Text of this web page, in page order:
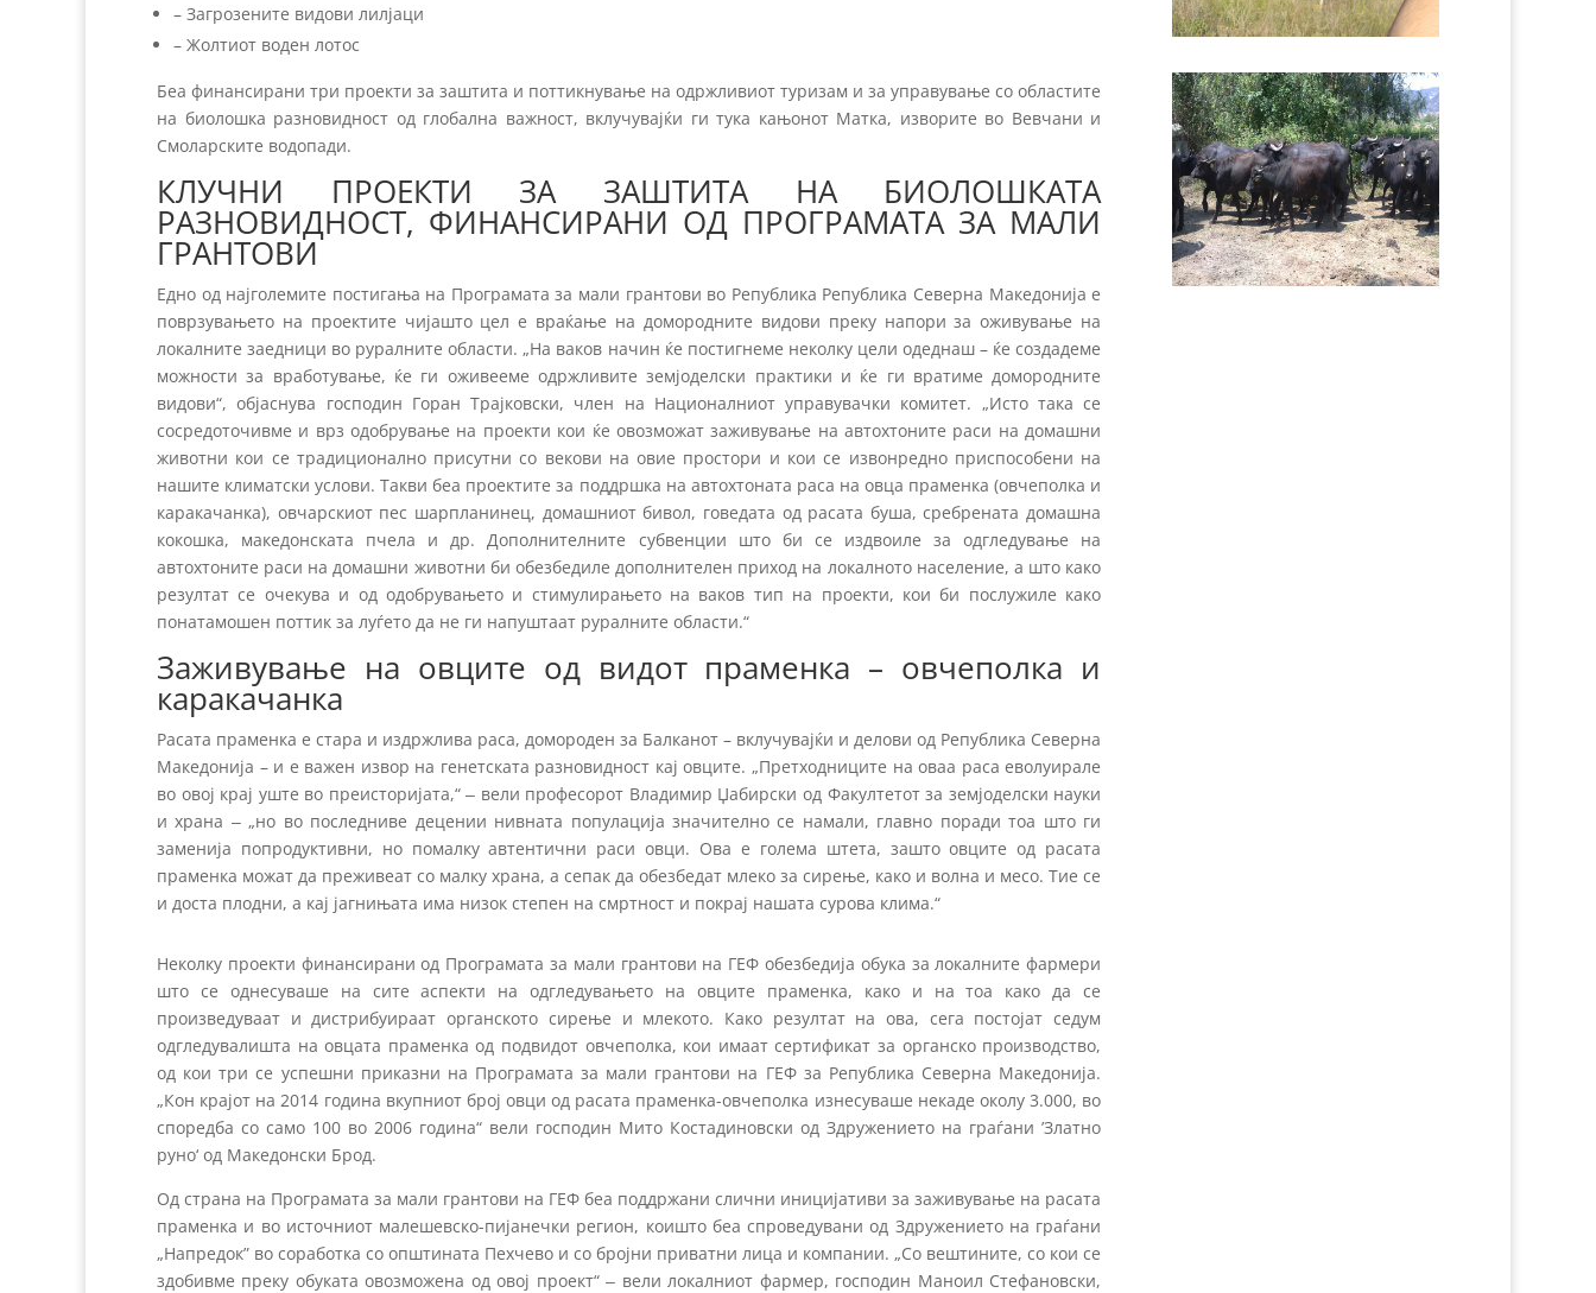
– Загрозените видови лилјаци
– Жолтиот воден лотос
Беа финансирани три проекти за заштита и поттикнување на одржливиот туризам и за управување со областите
на биолошка разновидност од глобална важност, вклучувајќи ги тука кањонот Матка, изворите во Вевчани и
Смоларските водопади.
КЛУЧНИ ПРОЕКТИ ЗА ЗАШТИТА НА БИОЛОШКАТА
РАЗНОВИДНОСТ, ФИНАНСИРАНИ ОД ПРОГРАМАТА ЗА МАЛИ
ГРАНТОВИ
Едно од најголемите постигања на Програмата за мали грантови во Република Република Северна Македонија е
поврзувањето на проектите чијашто цел е враќање на домородните видови преку напори за оживување на
локалните заедници во руралните области. „На ваков начин ќе постигнеме неколку цели одеднаш – ќе создадеме
можности за вработување, ќе ги оживееме одржливите земјоделски практики и ќе ги вратиме домородните
видови“, објаснува господин Горан Трајковски, член на Националниот управувачки комитет. „Исто така се
сосредоточивме и врз одобрување на проекти кои ќе овозможат заживување на автохтоните раси на домашни
животни кои се традиционално присутни со векови на овие простори и кои се извонредно приспособени на
нашите климатски услови. Такви беа проектите за поддршка на автохтоната раса на овца праменка (овчеполка и
каракачанка), овчарскиот пес шарпланинец, домашниот бивол, говедата од расата буша, сребрената домашна
кокошка, македонската пчела и др. Дополнителните субвенции што би се издвоиле за одгледување на
автохтоните раси на домашни животни би обезбедиле дополнителен приход на локалното население, а што како
резултат се очекува и од одобрувањето и стимулирањето на ваков тип на проекти, кои би послужиле како
понатамошен поттик за луѓето да не ги напуштаат руралните области.“
Заживување на овците од видот праменка – овчеполка и
каракачанка
Расата праменка е стара и издржлива раса, домороден за Балканот – вклучувајќи и делови од Република Северна
Македонија – и е важен извор на генетската разновидност кај овците. „Претходниците на оваа раса еволуирале
во овој крај уште во преисторијата,“ ‒ вели професорот Владимир Џабирски од Факултетот за земјоделски науки
и храна ‒ „но во последниве децении нивната популација значително се намали, главно поради тоа што ги
заменија попродуктивни, но помалку автентични раси овци. Ова е голема штета, зашто овците од расата
праменка можат да преживеат со малку храна, а сепак да обезбедат млеко за сирење, како и волна и месо. Тие се
и доста плодни, а кај јагнињата има низок степен на смртност и покрај нашата сурова клима.“
Неколку проекти финансирани од Програмата за мали грантови на ГЕФ обезбедија обука за локалните фармери
што се однесуваше на сите аспекти на одгледувањето на овците праменка, како и на тоа како да се
произведуваат и дистрибуираат органското сирење и млекото. Како резултат на ова, сега постојат седум
одгледувалишта на овцата праменка од подвидот овчеполка, кои имаат сертификат за органско производство,
од кои три се успешни приказни на Програмата за мали грантови на ГЕФ за Република Северна Македонија.
„Кон крајот на 2014 година вкупниот број овци од расата праменка-овчеполка изнесуваше некаде околу 3.000, во
споредба со само 100 во 2006 година“ вели господин Мито Костадиновски од Здружението на граѓани ’Златно
руно‘ од Македонски Брод.
Од страна на Програмата за мали грантови на ГЕФ беа поддржани слични иницијативи за заживување на расата
праменка и во источниот малешевско-пијанечки регион, коишто беа спроведувани од Здружението на граѓани
„Напредок” во соработка со општината Пехчево и со бројни приватни лица и компании. „Со вештините, со кои се
здобивме преку обуката овозможена од овој проект“ ‒ вели локалниот фармер, господин Маноил Стефановски,